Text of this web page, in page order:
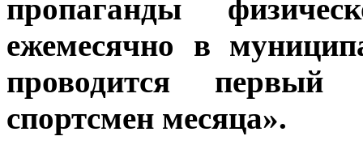
пропаганды
ежемесячно в
проводится
спортсмен месяца».